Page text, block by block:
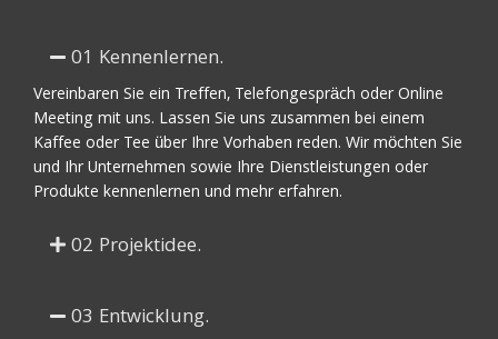
01 Kennenlernen.
Vereinbaren Sie ein Treffen, Telefongespräch oder Online
Meeting mit uns. Lassen Sie uns zusammen bei einem
Kaffee oder Tee über Ihre Vorhaben reden. Wir möchten Sie
und Ihr Unternehmen sowie Ihre Dienstleistungen oder
Produkte kennenlernen und mehr erfahren.
02 Projektidee.
03 Entwicklung.